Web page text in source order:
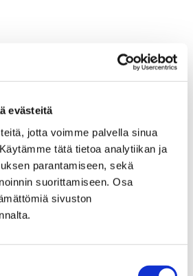
evästeitä
jotta voimme palvella sinua
tätä tietoa analytiikan ja
parantamiseen, sekä
suorittamiseen. Osa
sivuston